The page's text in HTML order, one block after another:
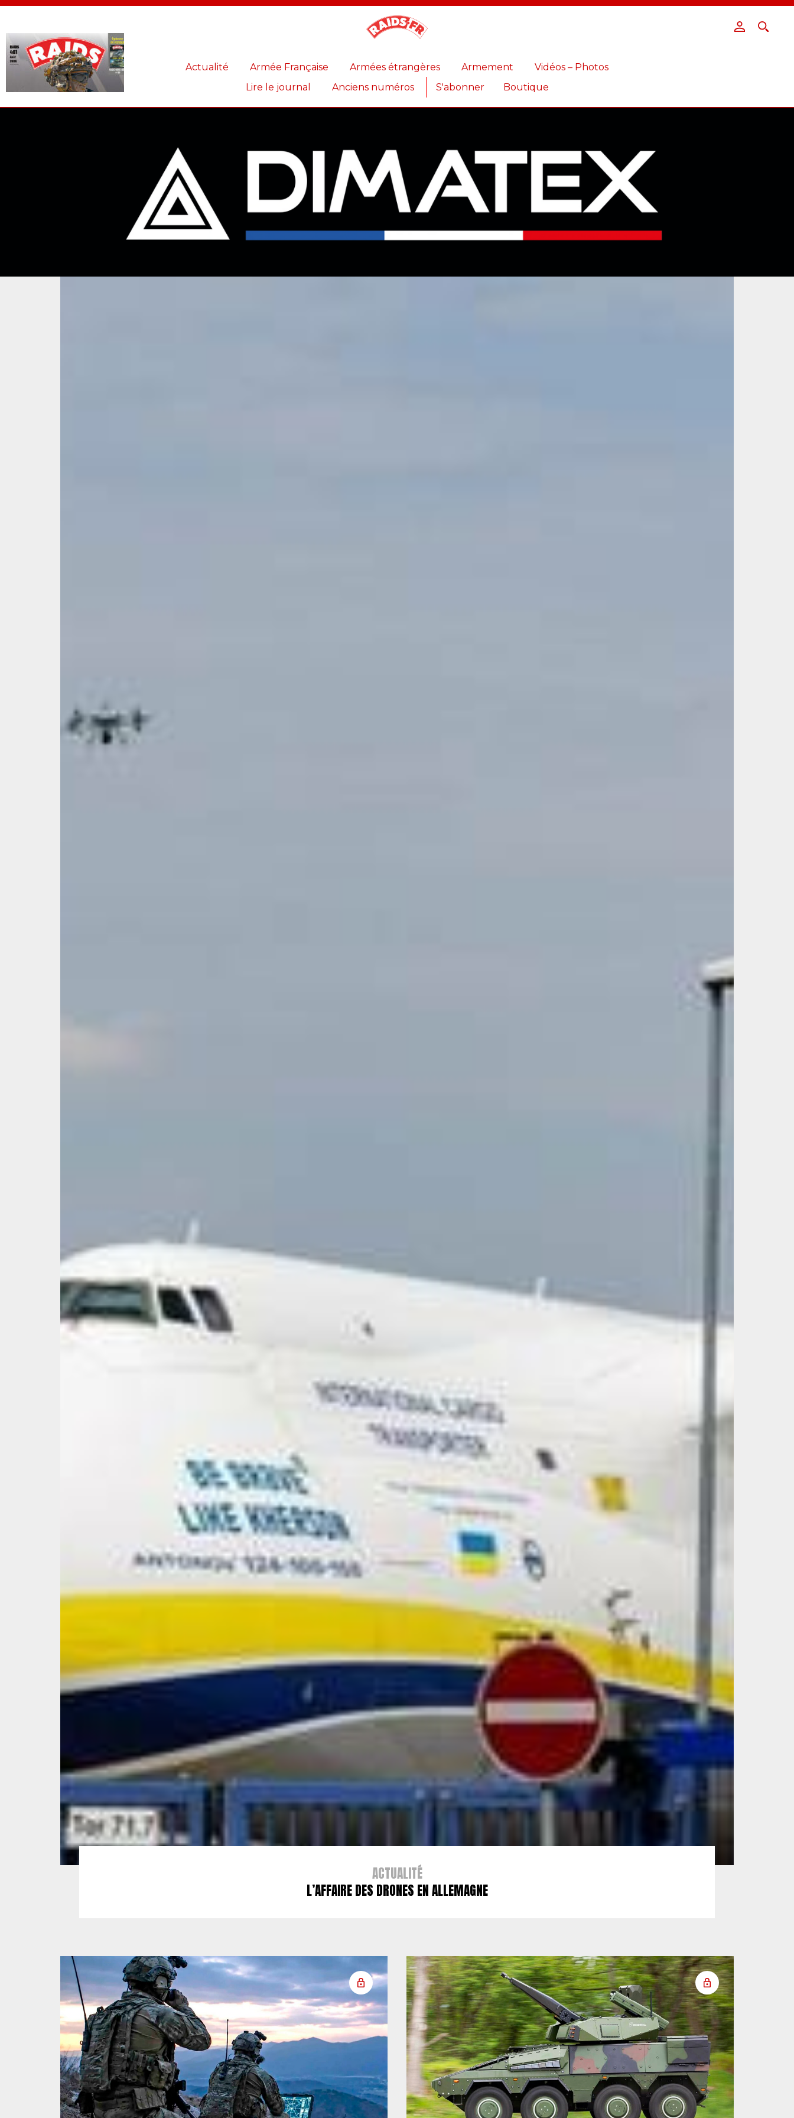
Actualité Armée Française Armées étrangères Armement
Vidéos – Photos
Lire le journal
Anciens numéros S'abonner Boutique
ACTUALITÉ
L’AFFAIRE DES DRONES EN ALLEMAGNE
Panneau de gestion des cookies